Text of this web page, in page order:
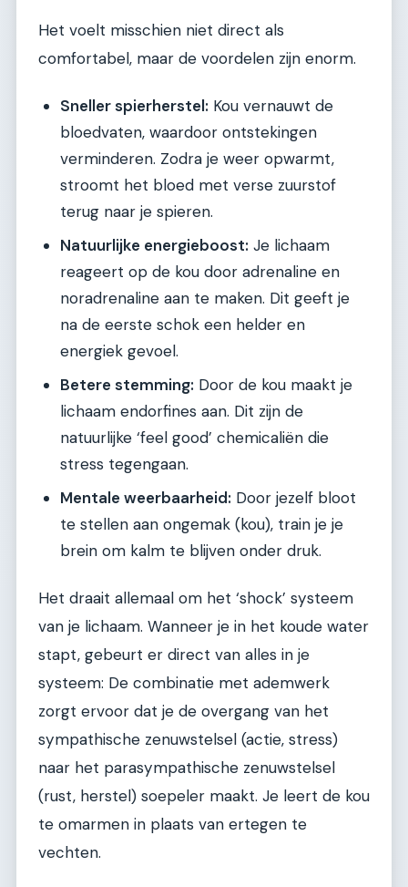
Het voelt misschien niet direct als
comfortabel, maar de voordelen zijn enorm.
Sneller spierherstel: Kou vernauwt de
bloedvaten, waardoor ontstekingen
verminderen. Zodra je weer opwarmt,
stroomt het bloed met verse zuurstof
terug naar je spieren.
Natuurlijke energieboost: Je lichaam
reageert op de kou door adrenaline en
noradrenaline aan te maken. Dit geeft je
na de eerste schok een helder en
energiek gevoel.
Betere stemming: Door de kou maakt je
lichaam endorfines aan. Dit zijn de
natuurlijke ‘feel good’ chemicaliën die
stress tegengaan.
Mentale weerbaarheid: Door jezelf bloot
te stellen aan ongemak (kou), train je je
brein om kalm te blijven onder druk.
Het draait allemaal om het ‘shock’ systeem
van je lichaam. Wanneer je in het koude water
stapt, gebeurt er direct van alles in je
systeem: De combinatie met ademwerk
zorgt ervoor dat je de overgang van het
sympathische zenuwstelsel (actie, stress)
naar het parasympathische zenuwstelsel
(rust, herstel) soepeler maakt. Je leert de kou
te omarmen in plaats van ertegen te
vechten.